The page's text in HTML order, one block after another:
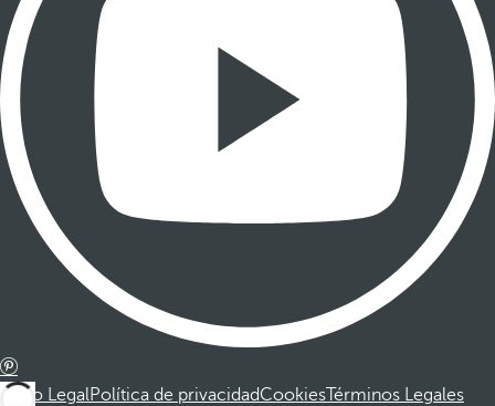
Aviso LegalPolítica de privacidadCookiesTérminos Legales